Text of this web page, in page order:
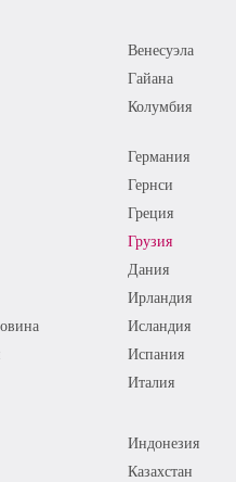
Венесуэла
Гайана
Колумбия
Германия
Гернси
Греция
Грузия
Дания
Ирландия
Исландия
Испания
Италия
Индонезия
Казахстан